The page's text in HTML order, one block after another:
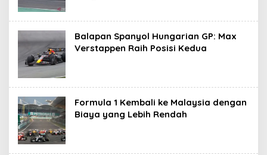
Balapan Spanyol Hungarian GP: Max
Verstappen Raih Posisi Kedua
Formula 1 Kembali ke Malaysia dengan
Biaya yang Lebih Rendah